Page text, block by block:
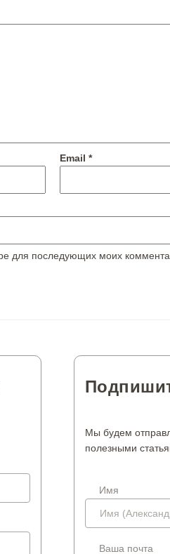
Email *
для последующих моих
Мы будем
полезными
Имя
Ваша почта